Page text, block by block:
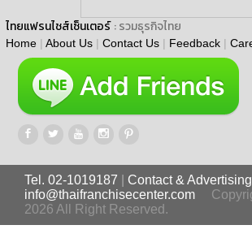
ไทยแฟรนไชส์เซ็นเตอร์ : รวมธุรกิจไทย
Home | About Us | Contact Us | Feedback |
Tel. 02-1019187
Contact &
info@thaifranchisecenter.com
2026 All Right Reserved.